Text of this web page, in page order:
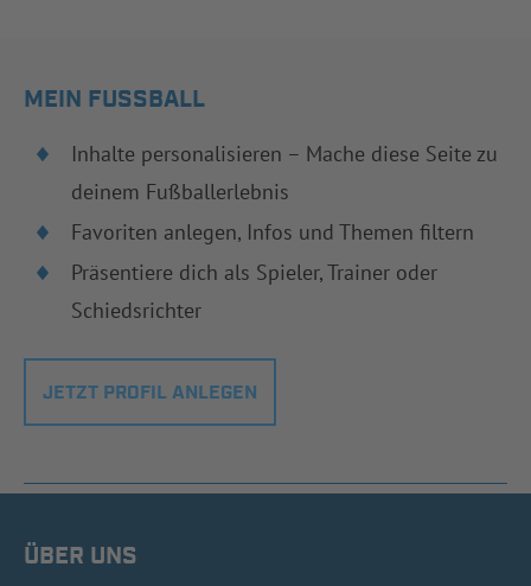
MEIN FUSSBALL
Inhalte personalisieren – Mache diese Seite zu
deinem Fußballerlebnis
Favoriten anlegen, Infos und Themen filtern
Präsentiere dich als Spieler, Trainer oder
Schiedsrichter
JETZT PROFIL ANLEGEN
ÜBER UNS